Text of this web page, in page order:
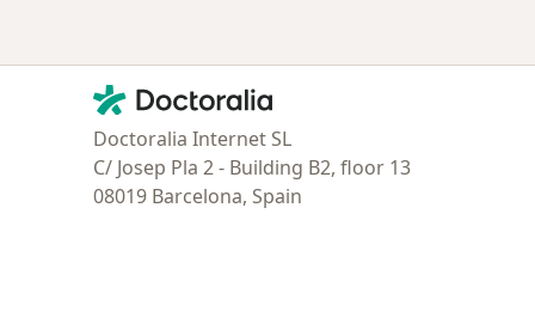
Contacto
Doctoralia - Página de inicio
Doctoralia Internet SL
C/ Josep Pla 2 - Building B2, floor 13
08019 Barcelona, Spain